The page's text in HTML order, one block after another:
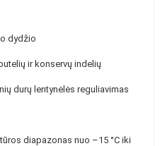
dydžio
ir konservų indelių
durų lentynėlės reguliavimas
diapazonas nuo –15 °C iki